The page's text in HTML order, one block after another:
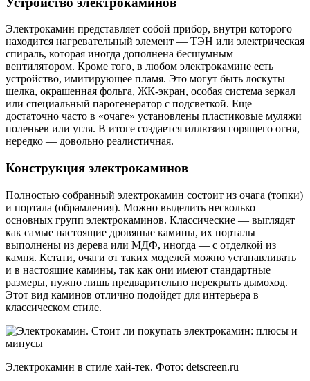
Электрокамин представляет собой прибор, внутри которого
находится нагревательный элемент — ТЭН или электрическая
спираль, которая иногда дополнена бесшумным
вентилятором. Кроме того, в любом электрокамине есть
устройство, имитирующее пламя. Это могут быть лоскуты
шелка, окрашенная фольга, ЖК-экран, особая система зеркал
или специальный парогенератор с подсветкой. Еще
достаточно часто в «очаге» установлены пластиковые муляжи
поленьев или угля. В итоге создается иллюзия горящего огня,
нередко — довольно реалистичная.
Конструкция электрокаминов
Полностью собранный электрокамин состоит из очага (топки)
и портала (обрамления). Можно выделить несколько
основных групп электрокаминов. Классические — выглядят
как самые настоящие дровяные камины, их порталы
выполнены из дерева или МДФ, иногда — с отделкой из
камня. Кстати, очаги от таких моделей можно устанавливать
и в настоящие камины, так как они имеют стандартные
размеры, нужно лишь предварительно перекрыть дымоход.
Этот вид каминов отлично подойдет для интерьера в
классическом стиле.
Электрокамин в стиле хай-тек. Фото: detscreen.ru